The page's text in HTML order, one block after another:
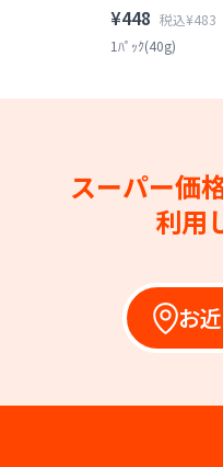
¥448 税込¥483
1ﾊﾟｯｸ(40g)
スーパー価
利用
お